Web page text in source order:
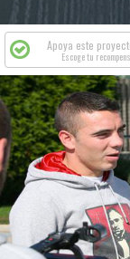
Apoya este
Escoge tu